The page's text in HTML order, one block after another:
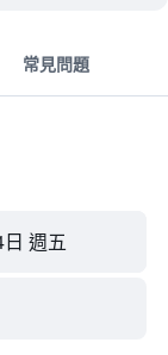
常見問題
週五